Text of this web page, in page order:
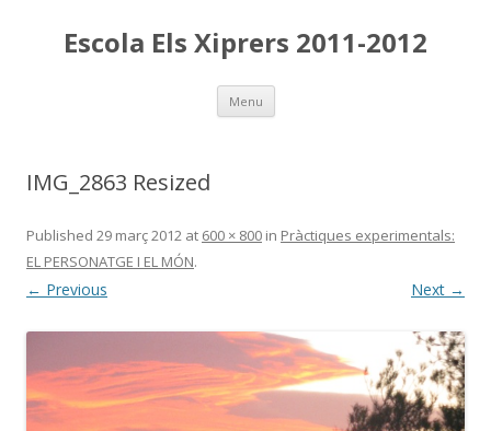
Escola Els Xiprers 2011-2012
Menu Skip
content
IMG_2863 Resized
Published 29 març 2012 at 600 × 800 in Pràctiques experimentals:
EL PERSONATGE I EL MÓN.
← Previous Next →